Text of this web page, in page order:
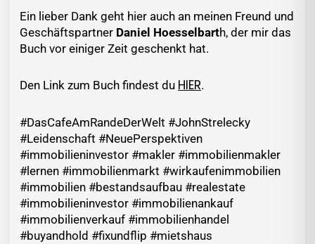
Ein lieber Dank geht hier auch an meinen Freund und
Geschäftspartner Daniel Hoesselbarth, der mir das
Buch vor einiger Zeit geschenkt hat.
Den Link zum Buch findest du HIER.
#DasCafeAmRandeDerWelt #JohnStrelecky
#Leidenschaft #NeuePerspektiven
#immobilieninvestor #makler #immobilienmakler
#lernen #immobilienmarkt #wirkaufenimmobilien
#immobilien #bestandsaufbau #realestate
#immobilieninvestor #immobilienankauf
#immobilienverkauf #immobilienhandel
#buyandhold #fixundflip #mietshaus